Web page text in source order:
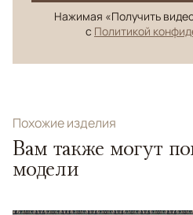
Нажимая «Получить
с Политикой
Похожие изделия
Вам также могут
модели